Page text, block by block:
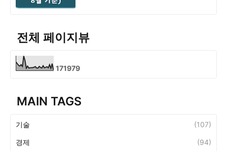
전체 페이지뷰
171979
MAIN TAGS
기술 (107)
경제 (94)